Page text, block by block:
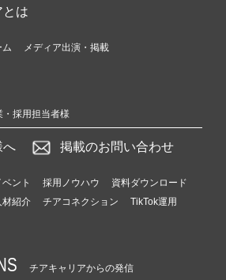
とは
ム
メディア出演・掲載
・採用担当者様
へ 掲載のお問い合わせ
ント 採用ノウハウ
資料ダウンロード
材紹介 チアコネクション
TikTok運用
チアキャリアからの発信